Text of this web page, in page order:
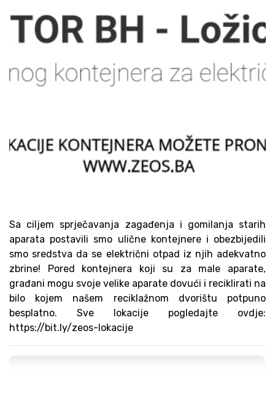
Sa ciljem sprječavanja zagađenja i gomilanja starih
aparata postavili smo ulične kontejnere i obezbijedili
smo sredstva da se električni otpad iz njih adekvatno
zbrine! Pored kontejnera koji su za male aparate,
građani mogu svoje velike aparate dovući i reciklirati na
bilo kojem našem reciklažnom dvorištu potpuno
besplatno. Sve lokacije pogledajte ovdje:
https://bit.ly/zeos-lokacije